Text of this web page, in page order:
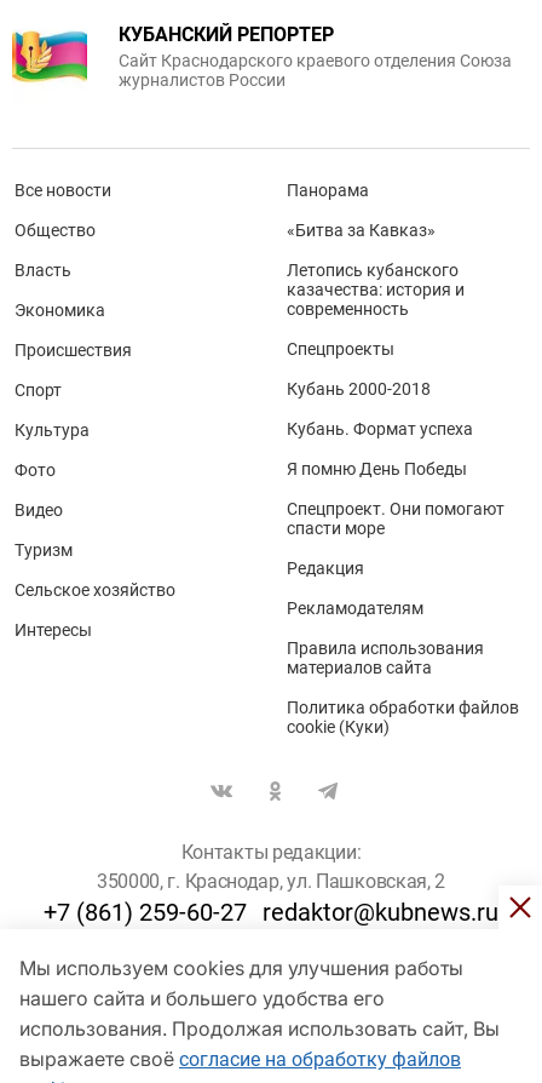
Мы используем cookies для улучшения работы
нашего сайта и большего удобства его
использования. Продолжая использовать сайт, Вы
выражаете своё согласие на обработку файлов
КУБАНСКИЙ РЕПОРТЕР
Сайт Краснодарского краевого отделения Союза
журналистов России
Все новости
Общество
Власть
Экономика
Происшествия
Спорт
Культура
Фото
Видео
Туризм
Сельское хозяйство
Интересы
Панорама
«Битва за Кавказ»
Летопись кубанского
казачества: история и
современность
Спецпроекты
Кубань 2000-2018
Кубань. Формат успеха
Я помню День Победы
Спецпроект. Они помогают
спасти море
Редакция
Рекламодателям
Правила использования
материалов сайта
Политика обработки файлов
cookie (Куки)
Контакты редакции:
350000, г. Краснодар, ул. Пашковская, 2
+7 (861) 259-60-27 redaktor@kubnews.ru
Для пользователей старше 16 лет
© Кубанские Новости, 2017
Сетевое издание «kubnews» зарегистрировано Федеральной
службой по надзору в сфере связи, информационных технологий